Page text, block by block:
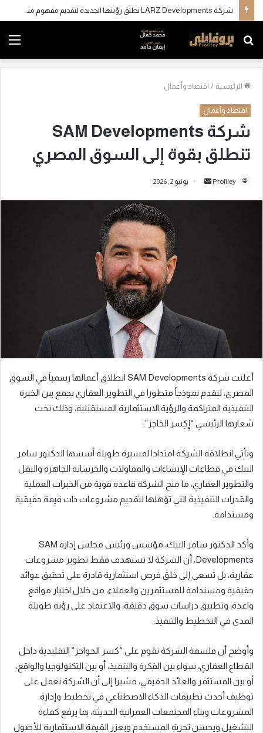
شركة LARZ Developments تطلق رؤيتها الجديدة لتقديم مفهوم متكامل للتطوير العقاري في مصر
بحث
عن
الرئيسية / اقتصاد وأعمال
اقتصاد وأعمال
شركة SAM Developments
تنطلق بقوة إلى السوق المصري
Profiley
ل
و
ن
ي
يونيو 2, 2026
أعلنت شركة SAM Developments انطلاق أعمالها رسمياً في السوق
المصري، لتقدم نموذجاً متطورا في التطوير العقاري يجمع بين الخبرة
التنفيذية المتراكمة والرؤية الاستثمارية المستقبلية، وذلك تحت
شعارها الرئيسي “إِكِسر الحَاجز”.
وتأتي انطلاقة الشركة امتدادا لمسيرة طويلة أسسها الدكتور سامر
البيك في قطاعات الإنشاءات والمقاولات والخرسانة الجاهزة والنقل
والتطوير العقاري، ما منح الشركة قاعدة قوية من الخبرات العملية
والقدرات التنفيذية التي تؤهلها لتقديم مشروعات ذات قيمة حقيقية
ومستدامة.
وأكد الدكتور سامر البيك، مؤسس ورئيس مجلس إدارة SAM
Developments، أن الشركة لا تستهدف فقط تطوير مشروعات
عقارية، بل تسعى إلى خلق فرص استثمارية قادرة على تحقيق عوائد
حقيقية ومستدامة للمستثمرين والعملاء، من خلال اختيار مواقع
واعدة، وتطبيق دراسات سوق دقيقة، والاعتماد على رؤية طويلة
المدى في التخطيط والتنفيذ.
وأوضح أن فلسفة الشركة تقوم على “كسر الحواجز” التقليدية داخل
القطاع العقاري، سواء بين الفكرة والتنفيذ، أو بين التكنولوجيا والواقع،
أو بين المستثمر والعائد الحقيقي، مشيرا إلى أن الشركة تعمل على
توظيف أحدث تطبيقات الذكاء الاصطناعي في تخطيط وإدارة
المشروعات وبناء المجتمعات العمرانية الحديثة، بما يرفع كفاءة
التشغيل ويحسن تجربة المستخدم ويعزز القيمة الاستثمارية للأصول